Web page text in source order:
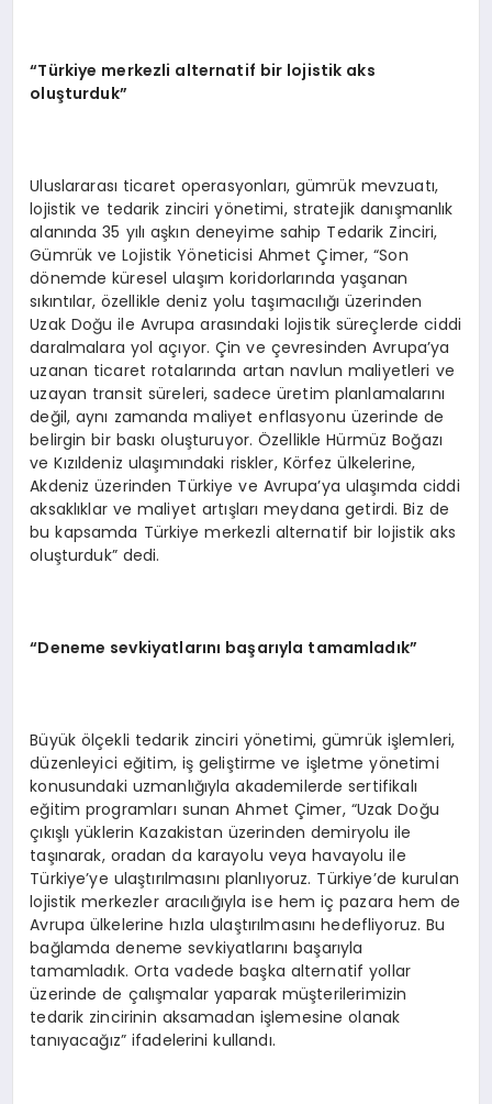
“Türkiye merkezli alternatif bir lojistik aks
oluşturduk”
Uluslararası ticaret operasyonları, gümrük mevzuatı,
lojistik ve tedarik zinciri yönetimi, stratejik danışmanlık
alanında 35 yılı aşkın deneyime sahip Tedarik Zinciri,
Gümrük ve Lojistik Yöneticisi Ahmet Çimer, “Son
dönemde küresel ulaşım koridorlarında yaşanan
sıkıntılar, özellikle deniz yolu taşımacılığı üzerinden
Uzak Doğu ile Avrupa arasındaki lojistik süreçlerde ciddi
daralmalara yol açıyor. Çin ve çevresinden Avrupa’ya
uzanan ticaret rotalarında artan navlun maliyetleri ve
uzayan transit süreleri, sadece üretim planlamalarını
değil, aynı zamanda maliyet enflasyonu üzerinde de
belirgin bir baskı oluşturuyor. Özellikle Hürmüz Boğazı
ve Kızıldeniz ulaşımındaki riskler, Körfez ülkelerine,
Akdeniz üzerinden Türkiye ve Avrupa’ya ulaşımda ciddi
aksaklıklar ve maliyet artışları meydana getirdi. Biz de
bu kapsamda Türkiye merkezli alternatif bir lojistik aks
oluşturduk” dedi.
“Deneme sevkiyatlarını başarıyla tamamladık”
Büyük ölçekli tedarik zinciri yönetimi, gümrük işlemleri,
düzenleyici eğitim, iş geliştirme ve işletme yönetimi
konusundaki uzmanlığıyla akademilerde sertifikalı
eğitim programları sunan Ahmet Çimer, “Uzak Doğu
çıkışlı yüklerin Kazakistan üzerinden demiryolu ile
taşınarak, oradan da karayolu veya havayolu ile
Türkiye’ye ulaştırılmasını planlıyoruz. Türkiye’de kurulan
lojistik merkezler aracılığıyla ise hem iç pazara hem de
Avrupa ülkelerine hızla ulaştırılmasını hedefliyoruz. Bu
bağlamda deneme sevkiyatlarını başarıyla
tamamladık. Orta vadede başka alternatif yollar
üzerinde de çalışmalar yaparak müşterilerimizin
tedarik zincirinin aksamadan işlemesine olanak
tanıyacağız” ifadelerini kullandı.